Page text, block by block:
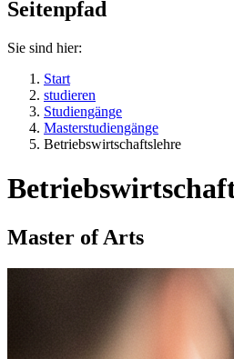
Seitenpfad
Sie sind hier:
Start
studieren
Studiengänge
Masterstudiengänge
Betriebswirtschaftslehre
Master of Arts